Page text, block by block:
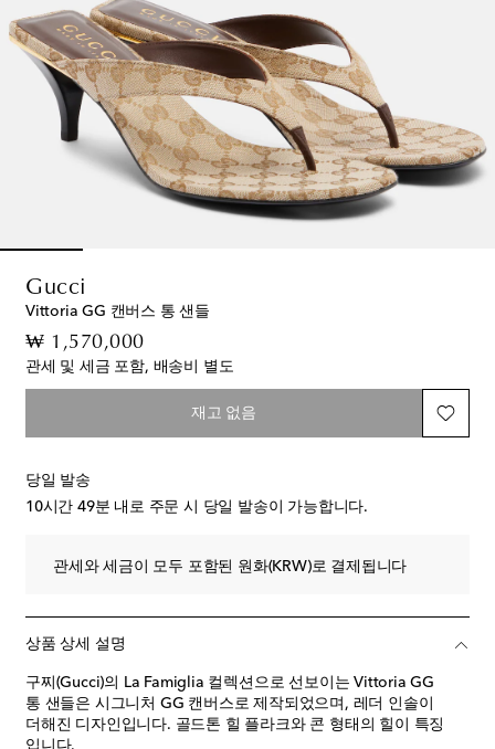
Gucci
Vittoria GG 캔버스 통 샌들
₩ 1,570,000original price
관세 및 세금 포함, 배송비 별도
재고 없음
당일 발송
10시간 49분 내로 주문 시 당일 발송이 가능합니다.
관세와 세금이 모두 포함된 원화(KRW)로 결제됩니다
상품 상세 설명
구찌(Gucci)의 La Famiglia 컬렉션으로 선보이는 Vittoria GG
통 샌들은 시그니처 GG 캔버스로 제작되었으며, 레더 인솔이
더해진 디자인입니다. 골드톤 힐 플라크와 콘 형태의 힐이 특징
입니다.